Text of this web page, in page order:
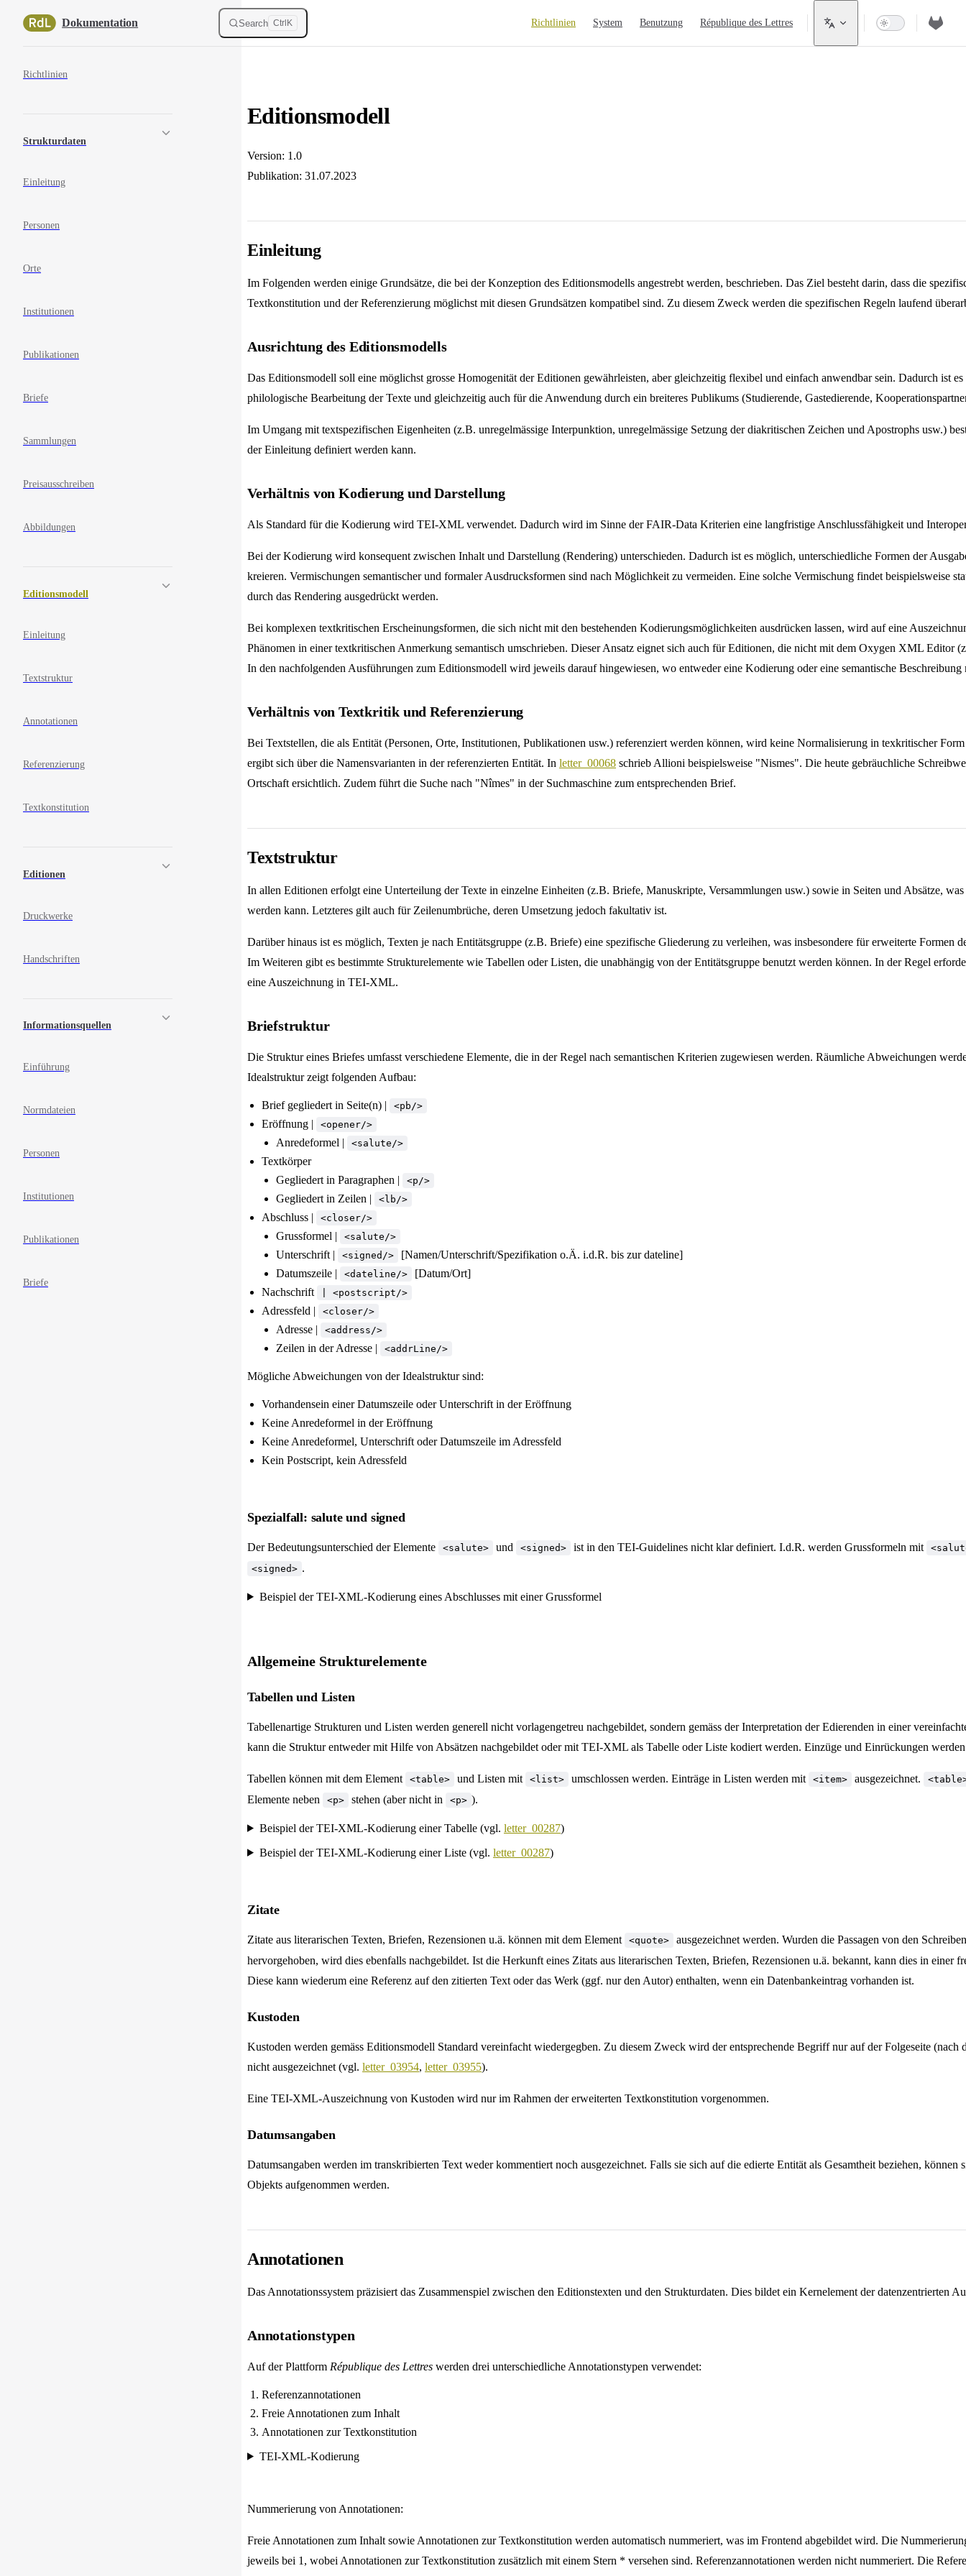
Skip to contentDokumentation Search Ctrl K Richtlinien System Benutzung République des Lettres
Richtlinien
Strukturdaten
Einleitung
Personen
Orte
Institutionen
Publikationen
Briefe
Sammlungen
Preisausschreiben
Abbildungen
Editionsmodell
Einleitung
Textstruktur
Annotationen
Referenzierung
Textkonstitution
Editionen
Druckwerke
Handschriften
Informationsquellen
Einführung
Normdateien
Personen
Institutionen
Publikationen
Briefe
Editionsmodell
Version: 1.0
Publikation: 31.07.2023
Einleitung
Im Folgenden werden einige Grundsätze, die bei der Konzeption des Editionsmodells angestrebt werden, beschrieben. Das Ziel besteht darin, dass die
Textkonstitution und der Referenzierung möglichst mit diesen Grundsätzen kompatibel sind. Zu diesem Zweck werden die spezifischen Regeln laufend
Ausrichtung des Editionsmodells
Das Editionsmodell soll eine möglichst grosse Homogenität der Editionen gewährleisten, aber gleichzeitig flexibel und einfach anwendbar sein. Dadurch ist es
philologische Bearbeitung der Texte und gleichzeitig auch für die Anwendung durch ein breiteres Publikums (Studierende, Gastedierende,
Im Umgang mit textspezifischen Eigenheiten (z.B. unregelmässige Interpunktion, unregelmässige Setzung der diakritischen Zeichen und Apostrophs usw.)
der Einleitung definiert werden kann.
Verhältnis von Kodierung und Darstellung
Als Standard für die Kodierung wird TEI-XML verwendet. Dadurch wird im Sinne der FAIR-Data Kriterien eine langfristige Anschlussfähigkeit und
Bei der Kodierung wird konsequent zwischen Inhalt und Darstellung (Rendering) unterschieden. Dadurch ist es möglich, unterschiedliche Formen der
kreieren. Vermischungen semantischer und formaler Ausdrucksformen sind nach Möglichkeit zu vermeiden. Eine solche Vermischung findet beispielsweise
durch das Rendering ausgedrückt werden.
Bei komplexen textkritischen Erscheinungsformen, die sich nicht mit den bestehenden Kodierungsmöglichkeiten ausdrücken lassen, wird auf eine
Phänomen in einer textkritischen Anmerkung semantisch umschrieben. Dieser Ansatz eignet sich auch für Editionen, die nicht mit dem Oxygen XML Editor
In den nachfolgenden Ausführungen zum Editionsmodell wird jeweils darauf hingewiesen, wo entweder eine Kodierung oder eine semantische Beschreibung
Verhältnis von Textkritik und Referenzierung
Bei Textstellen, die als Entität (Personen, Orte, Institutionen, Publikationen usw.) referenziert werden können, wird keine Normalisierung in texkritischer
ergibt sich über die Namensvarianten in der referenzierten Entität. In letter_00068 schrieb Allioni beispielsweise "Nismes". Die heute gebräuchliche
Ortschaft ersichtlich. Zudem führt die Suche nach "Nîmes" in der Suchmaschine zum entsprechenden Brief.
Textstruktur
In allen Editionen erfolgt eine Unterteilung der Texte in einzelne Einheiten (z.B. Briefe, Manuskripte, Versammlungen usw.) sowie in Seiten und Absätze,
werden kann. Letzteres gilt auch für Zeilenumbrüche, deren Umsetzung jedoch fakultativ ist.
Darüber hinaus ist es möglich, Texten je nach Entitätsgruppe (z.B. Briefe) eine spezifische Gliederung zu verleihen, was insbesondere für erweiterte Formen
Im Weiteren gibt es bestimmte Strukturelemente wie Tabellen oder Listen, die unabhängig von der Entitätsgruppe benutzt werden können. In der Regel
eine Auszeichnung in TEI-XML.
Briefstruktur
Die Struktur eines Briefes umfasst verschiedene Elemente, die in der Regel nach semantischen Kriterien zugewiesen werden. Räumliche Abweichungen
Idealstruktur zeigt folgenden Aufbau:
Brief gegliedert in Seite(n) | <pb/>
Eröffnung | <opener/>
Anredeformel | <salute/>
Textkörper
Gegliedert in Paragraphen |
<p/>
Gegliedert in Zeilen | <lb/>
Abschluss | <closer/>
Grussformel | <salute/>
Unterschrift | <signed/>
[Namen/Unterschrift/Spezifikation o.Ä. i.d.R. bis zur dateline]
Datumszeile |
<dateline/>
[Datum/Ort]
Nachschrift
| <postscript/>
Adressfeld | <closer/>
Adresse | <address/>
Zeilen in der Adresse | <addrLine/>
Mögliche Abweichungen von der Idealstruktur sind:
Vorhandensein einer Datumszeile oder Unterschrift in der Eröffnung
Keine Anredeformel in der Eröffnung
Keine Anredeformel, Unterschrift oder Datumszeile im Adressfeld
Kein Postscript, kein Adressfeld
Spezialfall: salute und signed
Der Bedeutungsunterschied der Elemente <salute> und <signed> ist in den TEI-Guidelines nicht klar definiert. I.d.R. werden Grussformeln mit
<signed> .
Beispiel der TEI-XML-Kodierung eines Abschlusses mit einer Grussformel
Allgemeine Strukturelemente
Tabellen und Listen
Tabellenartige Strukturen und Listen werden generell nicht vorlagengetreu nachgebildet, sondern gemäss der Interpretation der Edierenden in einer
kann die Struktur entweder mit Hilfe von Absätzen nachgebildet oder mit TEI-XML als Tabelle oder Liste kodiert werden. Einzüge und Einrückungen
Tabellen können mit dem Element <table> und Listen mit <list> umschlossen werden. Einträge in Listen werden mit <item> ausgezeichnet.
Elemente neben <p> stehen (aber nicht in <p> ).
Beispiel der TEI-XML-Kodierung einer Tabelle (vgl. letter_00287)
Beispiel der TEI-XML-Kodierung einer Liste (vgl. letter_00287)
Zitate
Zitate aus literarischen Texten, Briefen, Rezensionen u.ä. können mit dem Element <quote>
ausgezeichnet werden. Wurden die Passagen von den
hervorgehoben, wird dies ebenfalls nachgebildet. Ist die Herkunft eines Zitats aus literarischen Texten, Briefen, Rezensionen u.ä. bekannt, kann dies in einer
Diese kann wiederum eine Referenz auf den zitierten Text oder das Werk (ggf. nur den Autor) enthalten, wenn ein Datenbankeintrag vorhanden ist.
Kustoden
Kustoden werden gemäss Editionsmodell Standard vereinfacht wiedergegben. Zu diesem Zweck wird der entsprechende Begriff nur auf der Folgeseite (nach
nicht ausgezeichnet (vgl. letter_03954, letter_03955).
Eine TEI-XML-Auszeichnung von Kustoden wird nur im Rahmen der erweiterten Textkonstitution vorgenommen.
Datumsangaben
Datumsangaben werden im transkribierten Text weder kommentiert noch ausgezeichnet. Falls sie sich auf die edierte Entität als Gesamtheit beziehen, können
Objekts aufgenommen werden.
Annotationen
Das Annotationssystem präzisiert das Zusammenspiel zwischen den Editionstexten und den Strukturdaten. Dies bildet ein Kernelement der datenzentrierten
Annotationstypen
Auf der Plattform République des Lettres werden drei unterschiedliche Annotationstypen verwendet:
Referenzannotationen
Freie Annotationen zum Inhalt
Annotationen zur Textkonstitution
TEI-XML-Kodierung
Nummerierung von Annotationen:
Freie Annotationen zum Inhalt sowie Annotationen zur Textkonstitution werden automatisch nummeriert, was im Frontend abgebildet wird. Die
jeweils bei 1, wobei Annotationen zur Textkonstitution zusätzlich mit einem Stern * versehen sind. Referenzannotationen werden nicht nummeriert. Die